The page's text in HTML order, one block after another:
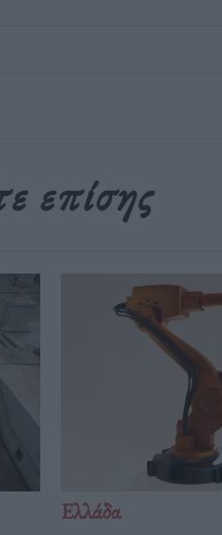
επίσης
Ελλάδα